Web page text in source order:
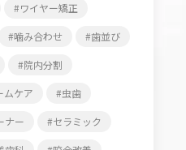
ワイヤー矯正
噛み合わせ 歯並び
院内分割
ムケア 虫歯
ナー セラミック